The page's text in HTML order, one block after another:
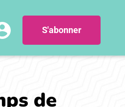
S'abonner
de